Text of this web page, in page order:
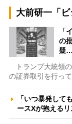
大前研一「
「
の
疑…
トランプ大統領
の証券取引を行っ
「いつ暴発して
ースXが抱える